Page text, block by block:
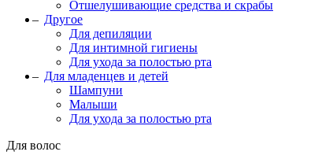
Отшелушивающие средства и скрабы
Другое
Для депиляции
Для интимной гигиены
Для ухода за полостью рта
Для младенцев и детей
Шампуни
Малыши
Для ухода за полостью рта
Для волос